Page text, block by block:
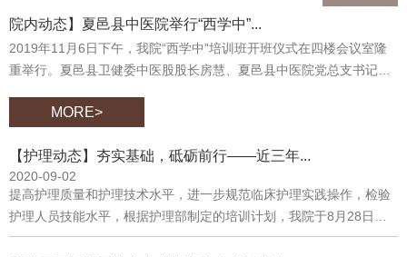
院内动态】夏邑县中医院举行“西学中”...
2019年11月6日下午，我院“西学中”培训班开班仪式在四楼会议室隆
重举行。夏邑县卫健委中医股股长房慧、夏邑县中医院党总支书记、
药剂科科长张高峰及授课教师出席了开班仪式。开班仪式由夏邑县中
中医院党总支书记、院长孙玉松致辞夏邑县中医院党总支书记、院长
孙玉松介绍了本次西学中培训班的背景、意义及基本情况。他指出，
开办“西学中”培训班是传承中医文化、优化中医服务的切实需要；是
坚持中西医并重、把中医药与西医药摆在同等重要位置的需要；是壮
MORE>
【护理动态】夯实基础，砥砺前行——近三年...
2020-09-02
提高护理质量和护理技术水平，进一步规范临床护理实践操作，检验
护理人员技能水平，根据护理部制定的培训计划，我院于8月28日对
新入职护理人员进行了技能操作考核。